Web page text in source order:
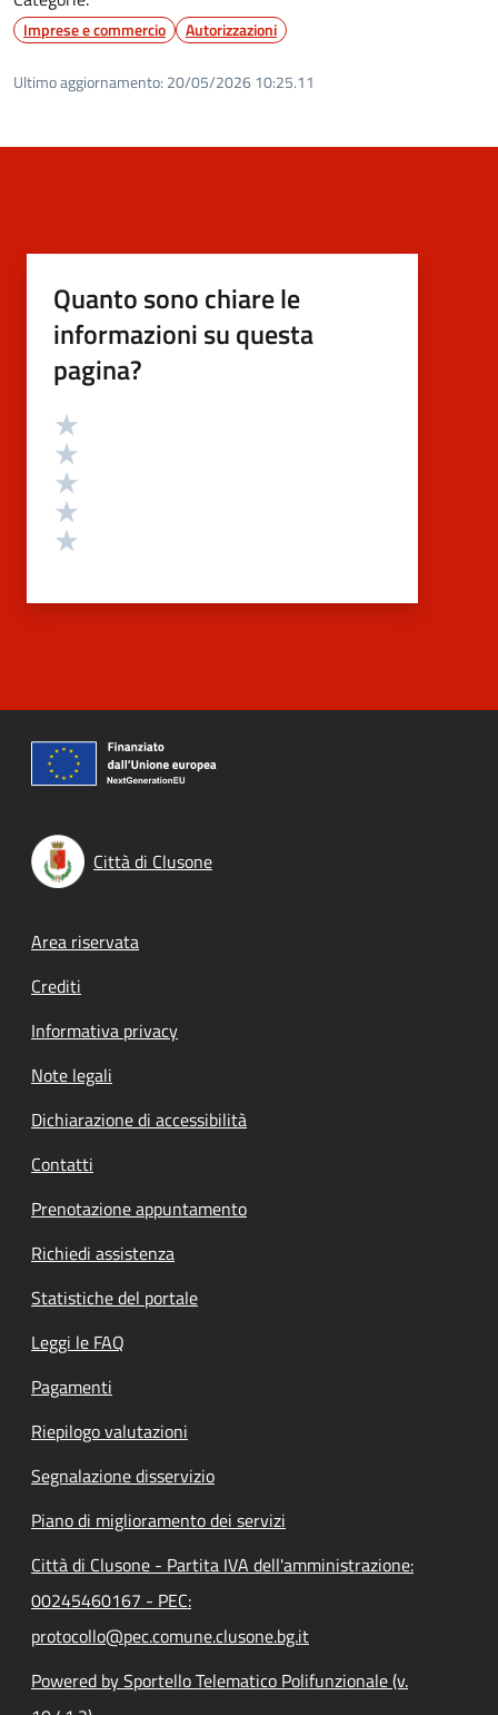
Imprese e commercio Autorizzazioni
Ultimo aggiornamento: 20/05/2026 10:25.11
Quanto sono chiare le
informazioni su questa
pagina?
Valutazione
Città di Clusone
Footer menu
Area riservata
Crediti
Informativa privacy
Note legali
Dichiarazione di accessibilità
Contatti
Prenotazione appuntamento
Richiedi assistenza
Statistiche del portale
Leggi le FAQ
Pagamenti
Riepilogo valutazioni
Segnalazione disservizio
Piano di miglioramento dei servizi
Città di Clusone - Partita IVA dell'amministrazione:
00245460167 - PEC:
protocollo@pec.comune.clusone.bg.it
Powered by Sportello Telematico Polifunzionale (v.